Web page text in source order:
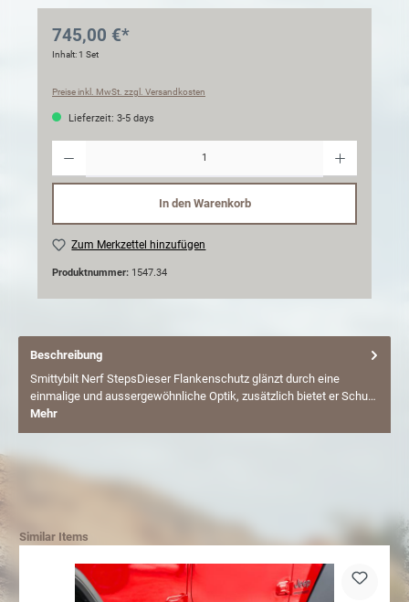
745,00 €*
Inhalt:1 Set
Preise inkl. MwSt. zzgl. Versandkosten
Lieferzeit: 3-5 days
In den Warenkorb
Zum Merkzettel hinzufügen
Produktnummer: 1547.34
Beschreibung
Smittybilt Nerf StepsDieser Flankenschutz glänzt durch eine
einmalige und aussergewöhnliche Optik, zusätzlich bietet er Schu…
Mehr
Similar Items